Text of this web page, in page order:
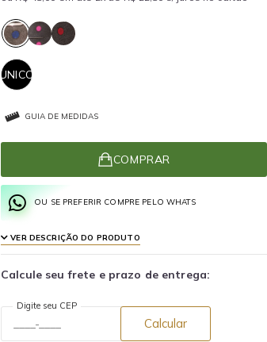
UNICO
GUIA DE MEDIDAS
COMPRAR
OU SE PREFERIR COMPRE PELO WHATS
VER DESCRIÇÃO DO PRODUTO
Calcule seu frete e prazo de entrega:
Digite seu CEP
Calcular